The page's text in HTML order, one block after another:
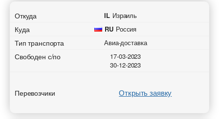
Откуда IL Израиль
Куда RU Россия
Тип транспорта Авиа-доставка
Свободен с/по
17-03-2023
30-12-2023
Перевозчики Открыть заявку